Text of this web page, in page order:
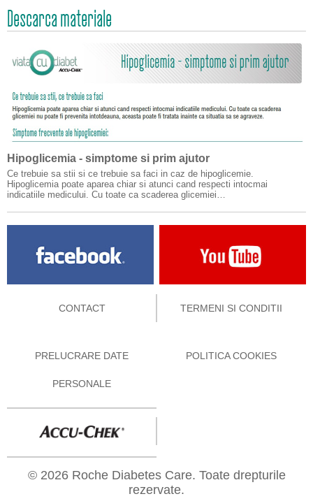
Descarca materiale
Hipoglicemia - simptome si prim ajutor
Ce trebuie sa stii si ce trebuie sa faci in caz de hipoglicemie.
Hipoglicemia poate aparea chiar si atunci cand respecti intocmai
indicatiile medicului. Cu toate ca scaderea glicemiei…
CONTACT TERMENI SI CONDITII
PRELUCRARE DATE
PERSONALE
POLITICA COOKIES
© 2026 Roche Diabetes Care. Toate drepturile
rezervate.